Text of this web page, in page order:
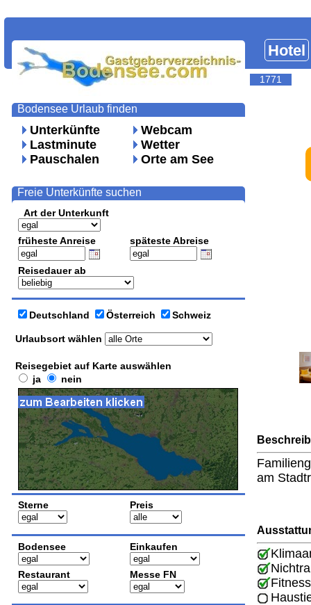
Unterkünfte
Lastminute
Pauschalen
Webcam
Wetter
Orte am See
Bodensee Urlaub finden
Art der Unterkunft
früheste Anreise späteste Abreise
Reisedauer ab
Urlaubsort wählen
Deutschland Österreich Schweiz
Reisegebiet auf Karte auswählen
ja
nein
Sterne Preis
Bodensee Einkaufen
Restaurant Messe FN
Freie Unterkünfte suchen
Hotel
1771
am
Fitness